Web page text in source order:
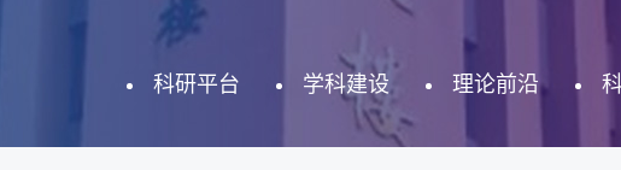
科研平台 学科建设 理论前沿